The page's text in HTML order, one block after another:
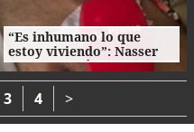
“Es inhumano lo que
estoy viviendo”: Nasser
Hilsaca pidió auxilio
desde el hospital
Atlántida
3 4 >